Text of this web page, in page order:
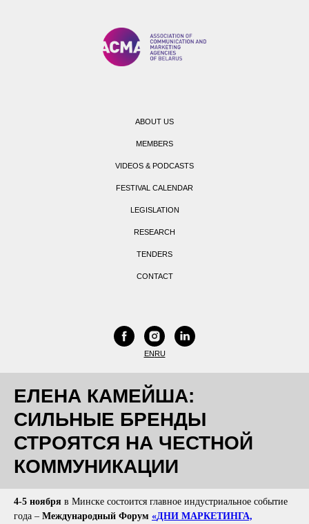
ABOUT US
MEMBERS
VIDEOS & PODCASTS
FESTIVAL CALENDAR
LEGISLATION
RESEARCH
TENDERS
CONTACT
ENRU
ЕЛЕНА КАМЕЙША:
СИЛЬНЫЕ БРЕНДЫ
СТРОЯТСЯ НА ЧЕСТНОЙ
КОММУНИКАЦИИ
4-5 ноября в Минске состоится главное индустриальное событие
года – Международный Форум «ДНИ МАРКЕТИНГА,